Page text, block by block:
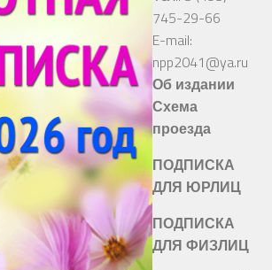
745-29-66
E-mail:
npp2041@ya.ru
Об издании
Схема
проезда
ПОДПИСКА
ДЛЯ ЮРЛИЦ
ПОДПИСКА
ДЛЯ ФИЗЛИЦ